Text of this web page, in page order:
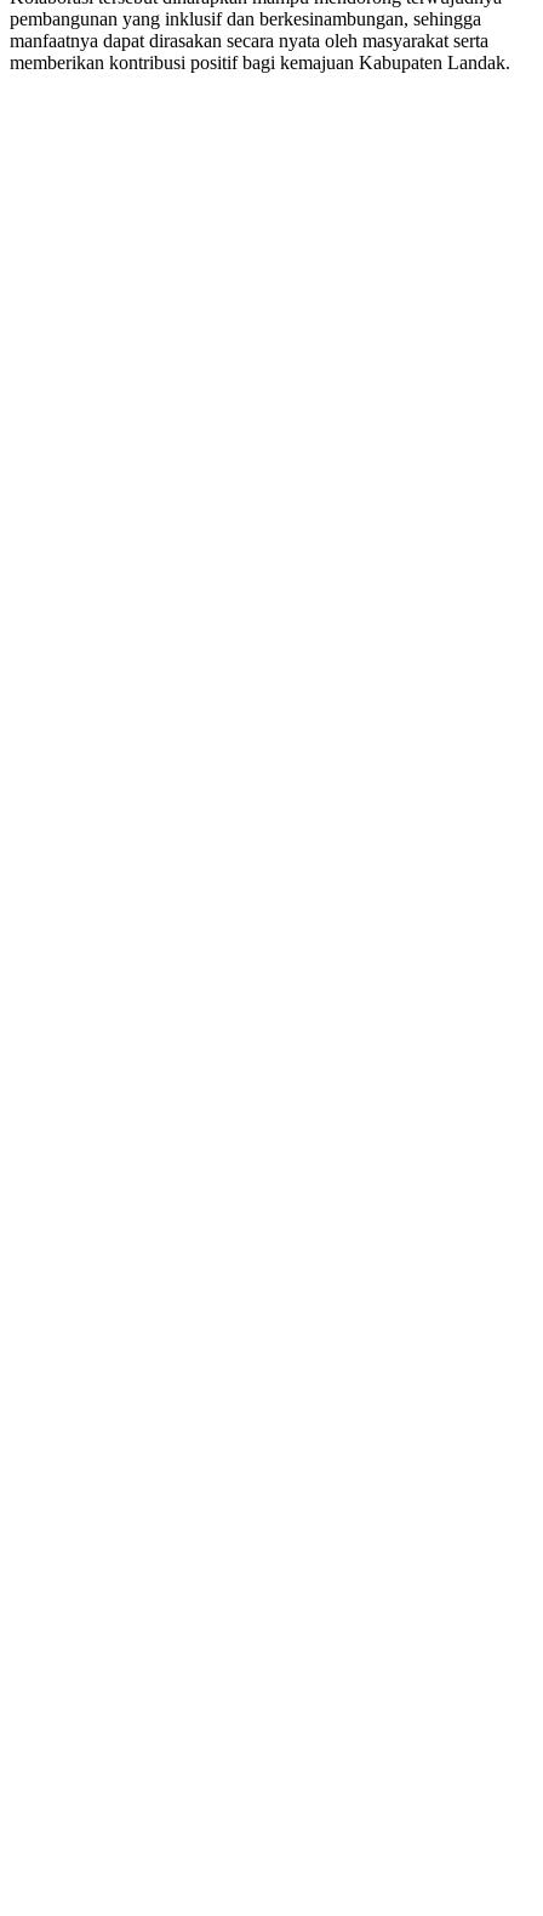
pembangunan yang inklusif dan berkesinambungan, sehingga
manfaatnya dapat dirasakan secara nyata oleh masyarakat serta
memberikan kontribusi positif bagi kemajuan Kabupaten Landak.